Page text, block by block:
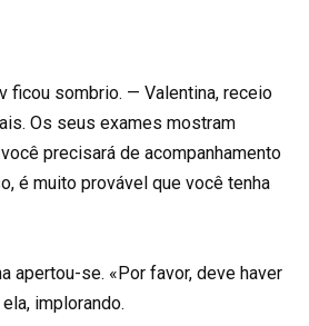
ficou sombrio. — Valentina, receio
Os seus exames mostram
precisará de acompanhamento
é muito provável que você tenha
apertou-se. «Por favor, deve haver
implorando.